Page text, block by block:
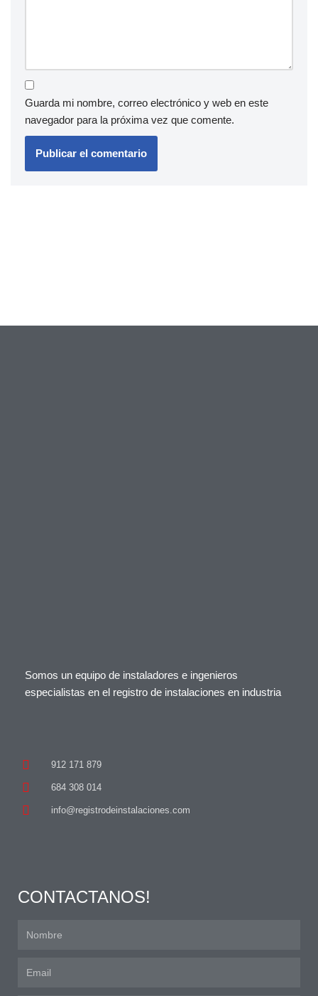
Guarda mi nombre, correo electrónico y web en este
navegador para la próxima vez que comente.
Somos un equipo de instaladores e ingenieros
especialistas en el registro de instalaciones en industria
912 171 879
684 308 014
info@registrodeinstalaciones.com
CONTACTANOS!